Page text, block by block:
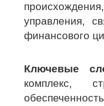
управления,
финансового
Ключевые
комплекс,